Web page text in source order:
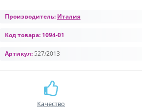
Производитель: Италия
Код товара: 1094-01
Артикул: 527/2013
Качество